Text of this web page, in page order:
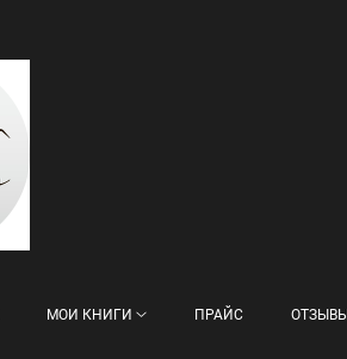
МОИ КНИГИ ПРАЙС ОТЗЫВЫ